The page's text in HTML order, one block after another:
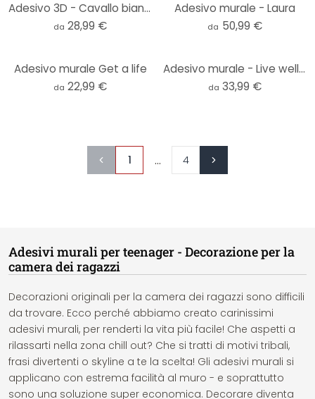
Adesivo 3D - Cavallo bianco
da 28,99 €
Adesivo murale - Laura
da 50,99 €
Adesivo murale Get a life
da 22,99 €
Adesivo murale - Live well Laugh often Love much
da 33,99 €
1 ... 4
Adesivi murali per teenager - Decorazione per la
camera dei ragazzi
Decorazioni originali per la camera dei ragazzi sono difficili
da trovare. Ecco perché abbiamo creato carinissimi
adesivi murali, per renderti la vita più facile! Che aspetti a
rilassarti nella zona chill out? Che si tratti di motivi tribali,
frasi divertenti o skyline a te la scelta! Gli adesivi murali si
applicano con estrema facilità al muro - e soprattutto
sono una soluzione super economica. Decorare diventa